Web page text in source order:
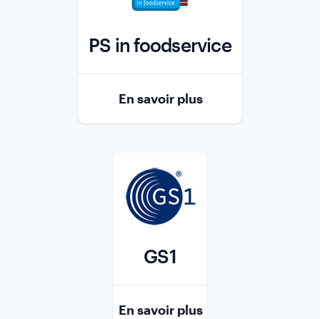
PS in foodservice
Role
En savoir plus
GS1
Role
En savoir plus